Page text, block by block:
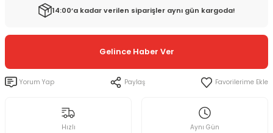
14:00’a kadar verilen siparişler aynı gün kargoda!
Gelince Haber Ver
Yorum Yap Paylaş
Hızlı
Aynı Gün